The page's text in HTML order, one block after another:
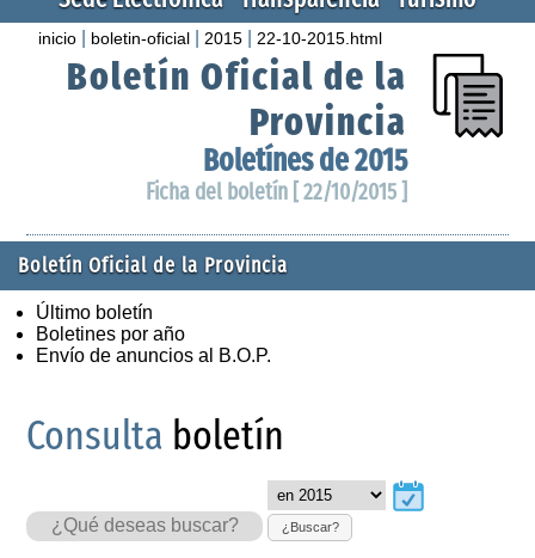
inicio boletin-oficial 2015 22-10-2015.html
Boletín Oficial de la
Provincia
Boletínes de 2015
Ficha del boletín [ 22/10/2015 ]
Boletín Oficial de la Provincia
Último boletín
Boletines por año
Envío de anuncios al B.O.P.
Consulta boletín
¿Buscar?